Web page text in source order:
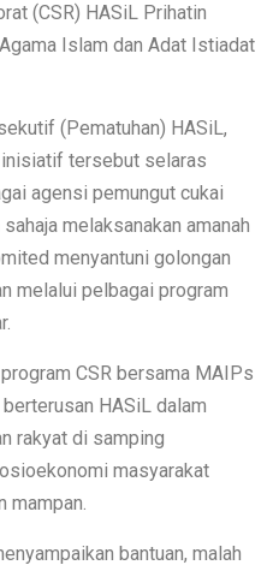
(CSR) HASiL Prihatin
Islam dan Adat Istiadat
(Pematuhan) HASiL,
inisiatif tersebut selaras
agensi pemungut cukai
melaksanakan amanah
menyantuni golongan
melalui pelbagai program
CSR bersama MAIPs
HASiL dalam
rakyat di samping
masyarakat
mampan.
bantuan, malah